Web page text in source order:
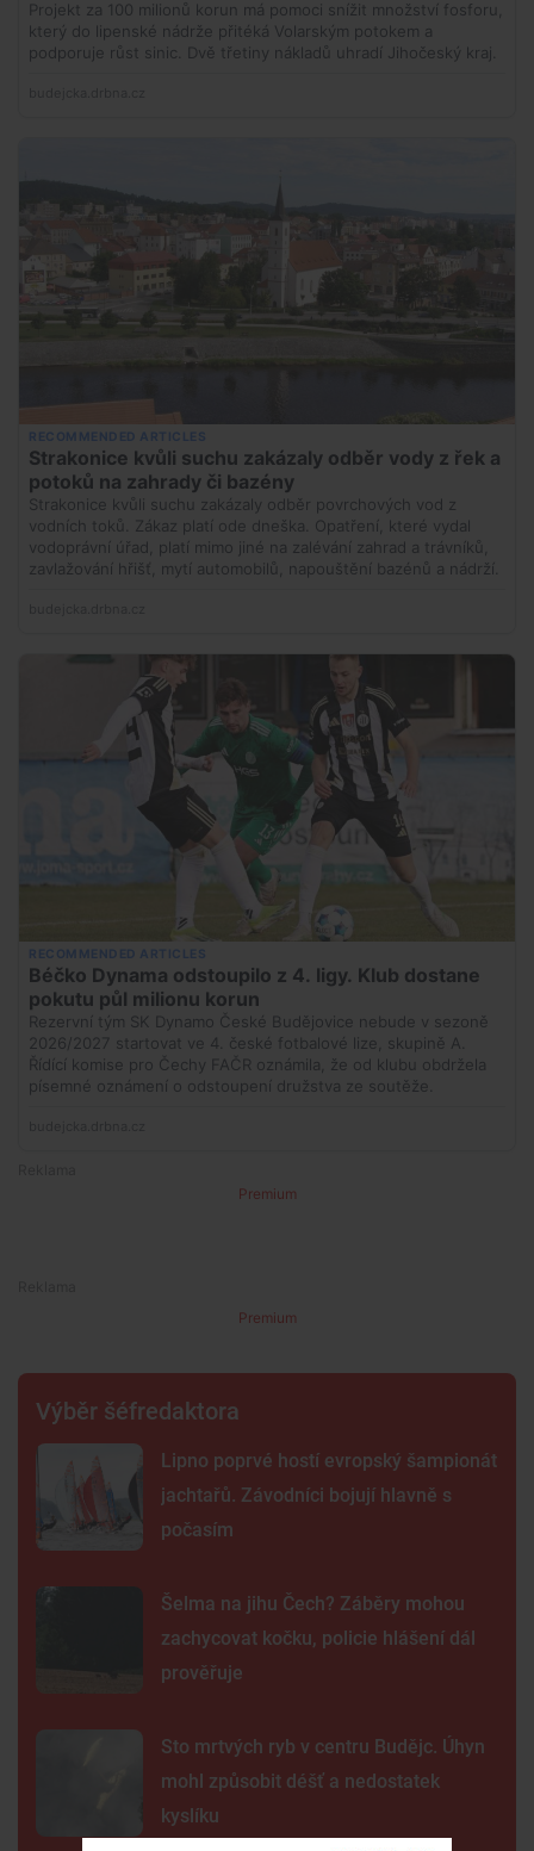
Premium
Premium
Výběr šéfredaktora
Lipno poprvé hostí evropský šampionát
jachtařů. Závodníci bojují hlavně s
počasím
Šelma na jihu Čech? Záběry mohou
zachycovat kočku, policie hlášení dál
prověřuje
Sto mrtvých ryb v centru Budějc. Úhyn
mohl způsobit déšť a nedostatek
kyslíku